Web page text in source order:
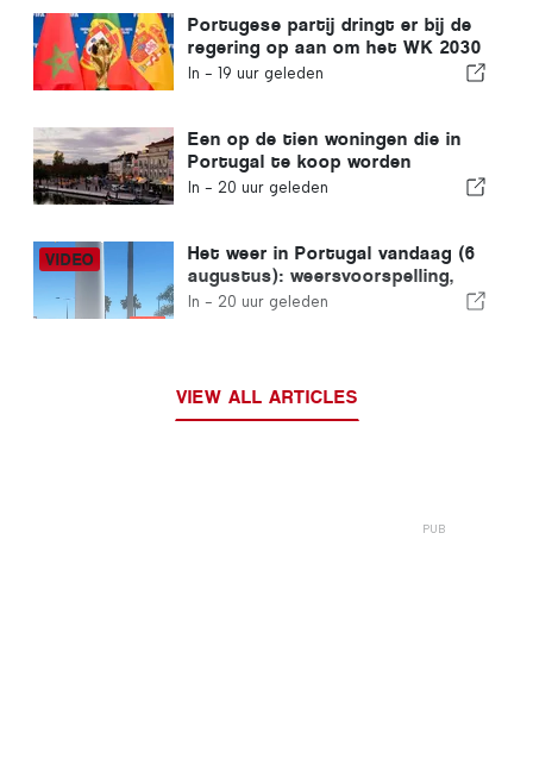
Portugese partij dringt er bij de
regering op aan om het WK 2030
in Marokko te heroverwegen
In - 19 uur geleden
Een op de tien woningen die in
Portugal te koop worden
aangeboden, wordt binnen een
In - 20 uur geleden
Het weer in Portugal vandaag (6
augustus): weersvoorspelling,
temperaturen en wat je kunt
In - 20 uur geleden
VIEW ALL ARTICLES